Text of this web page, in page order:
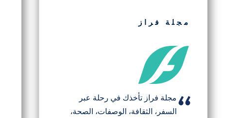
مجلة فراز
مجلة فراز تأخذك في رحلة عبر
السفر، الثقافة، الوصفات، الصحة،